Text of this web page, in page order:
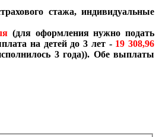
стажа, индивидуальные
(для оформления нужно подать
на детей до 3 лет - 19 308,96
3 года)). Обе выплаты